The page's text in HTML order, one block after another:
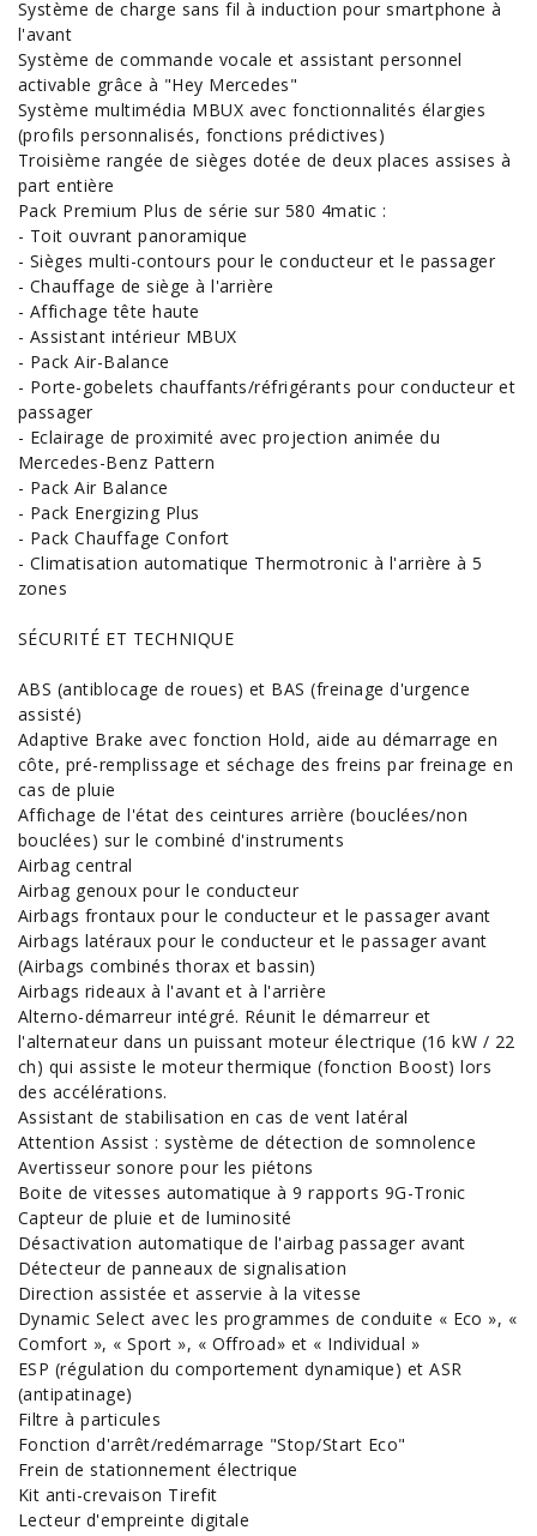
Système de charge sans fil à induction pour smartphone à
l'avant
Système de commande vocale et assistant personnel
activable grâce à "Hey Mercedes"
Système multimédia MBUX avec fonctionnalités élargies
(profils personnalisés, fonctions prédictives)
Troisième rangée de sièges dotée de deux places assises à
part entière
Pack Premium Plus de série sur 580 4matic :
- Toit ouvrant panoramique
- Sièges multi-contours pour le conducteur et le passager
- Chauffage de siège à l'arrière
- Affichage tête haute
- Assistant intérieur MBUX
- Pack Air-Balance
- Porte-gobelets chauffants/réfrigérants pour conducteur et
passager
- Eclairage de proximité avec projection animée du
Mercedes-Benz Pattern
- Pack Air Balance
- Pack Energizing Plus
- Pack Chauffage Confort
- Climatisation automatique Thermotronic à l'arrière à 5
zones
SÉCURITÉ ET TECHNIQUE
ABS (antiblocage de roues) et BAS (freinage d'urgence
assisté)
Adaptive Brake avec fonction Hold, aide au démarrage en
côte, pré-remplissage et séchage des freins par freinage en
cas de pluie
Affichage de l'état des ceintures arrière (bouclées/non
bouclées) sur le combiné d'instruments
Airbag central
Airbag genoux pour le conducteur
Airbags frontaux pour le conducteur et le passager avant
Airbags latéraux pour le conducteur et le passager avant
(Airbags combinés thorax et bassin)
Airbags rideaux à l'avant et à l'arrière
Alterno-démarreur intégré. Réunit le démarreur et
l'alternateur dans un puissant moteur électrique (16 kW / 22
ch) qui assiste le moteur thermique (fonction Boost) lors
des accélérations.
Assistant de stabilisation en cas de vent latéral
Attention Assist : système de détection de somnolence
Avertisseur sonore pour les piétons
Boite de vitesses automatique à 9 rapports 9G-Tronic
Capteur de pluie et de luminosité
Désactivation automatique de l'airbag passager avant
Détecteur de panneaux de signalisation
Direction assistée et asservie à la vitesse
Dynamic Select avec les programmes de conduite « Eco », «
Comfort », « Sport », « Offroad» et « Individual »
ESP (régulation du comportement dynamique) et ASR
(antipatinage)
Filtre à particules
Fonction d'arrêt/redémarrage "Stop/Start Eco"
Frein de stationnement électrique
Kit anti-crevaison Tirefit
Lecteur d'empreinte digitale